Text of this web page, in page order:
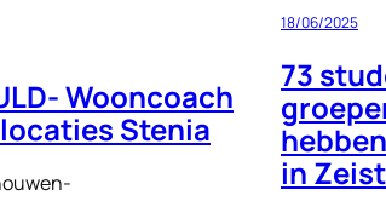
Wooncoach
Stenia
18/06/2025
73
in Zeist